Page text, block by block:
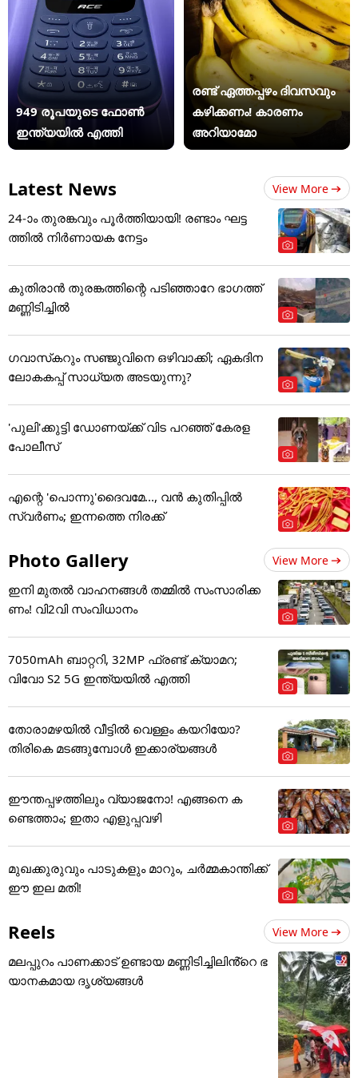
949 രൂപയുടെ ഫോൺ
ഇന്ത്യയിൽ എത്തി
രണ്ട് ഏത്തപ്പഴം ദിവസവും
കഴിക്കണം! കാരണം
അറിയാമോ
Latest News View More
24-ാം തുരങ്കവും പൂർത്തിയായി! രണ്ടാം ഘട്ട
ത്തിൽ നിർണായക നേട്ടം
കുതിരാൻ തുരങ്കത്തിന്റെ പടിഞ്ഞാറേ ഭാഗത്ത്
മണ്ണിടിച്ചിൽ
ഗവാസ്‌കറും സഞ്ജുവിനെ ഒഴിവാക്കി; ഏകദിന
ലോകകപ്പ് സാധ്യത അടയുന്നു?
'പുലി'ക്കുട്ടി ഡോണയ്ക്ക് വിട പറഞ്ഞ് കേരള
പോലീസ്
എന്റെ 'പൊന്നു'ദൈവമേ..., വൻ കുതിപ്പിൽ
സ്വർണം; ഇന്നത്തെ നിരക്ക്
Photo Gallery View More
ഇനി മുതൽ വാഹനങ്ങൾ തമ്മിൽ സംസാരിക്ക
ണം! വി2വി സംവിധാനം
7050mAh ബാറ്ററി, 32MP ഫ്രണ്ട് ക്യാമറ;
വിവോ S2 5G ഇന്ത്യയിൽ എത്തി
തോരാമഴയിൽ വീട്ടിൽ വെള്ളം കയറിയോ?
തിരികെ മടങ്ങുമ്പോൾ ഇക്കാര്യങ്ങൾ
ഈന്തപ്പഴത്തിലും വ്യാജനോ! എങ്ങനെ ക
ണ്ടെത്താം; ഇതാ എളുപ്പവഴി
മുഖക്കുരുവും പാടുകളും മാറും, ചർമ്മകാന്തിക്ക്
ഈ ഇല മതി!
Reels View More
മലപ്പുറം പാണക്കാട് ഉണ്ടായ മണ്ണിടിച്ചിലിൻ്റെ ഭ
യാനകമായ ദൃശ്യങ്ങൾ